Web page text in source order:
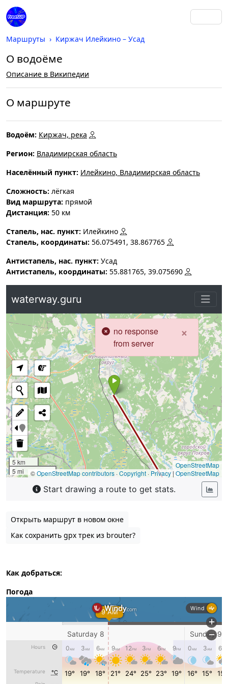
Маршруты Киржач Илейкино – Усад
О водоёме
Описание в Википедии
О маршруте
Водоём: Киржач, река
Регион: Владимирская область
Населённый пункт: Илейкино, Владимирская область
Cложность: лёгкая
Вид маршрута: прямой
Дистанция: 50 км
Стапель, нас. пункт: Илейкино
Стапель, координаты: 56.075491, 38.867765
Антистапель, нас. пункт: Усад
Антистапель, координаты: 55.881765, 39.075690
Открыть маршрут в новом окне
Как сохранить gpx трек из brouter?
Как добраться:
Погода